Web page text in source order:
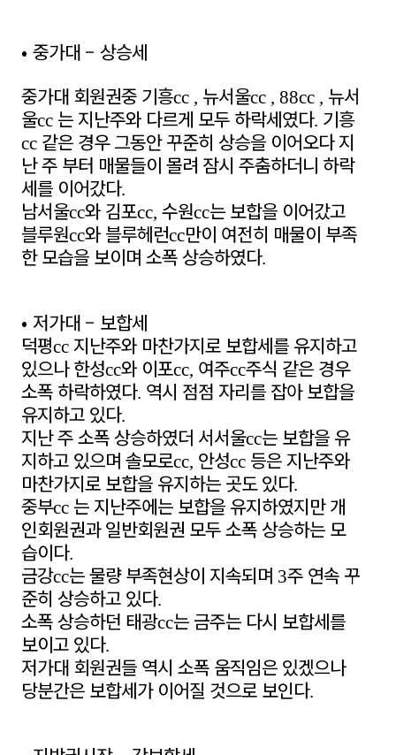
• 중가대 – 상승세
중가대 회원권중 기흥cc , 뉴서울cc , 88cc , 뉴서
울cc 는 지난주와 다르게 모두 하락세였다. 기흥
cc 같은 경우 그동안 꾸준히 상승을 이어오다 지
난 주 부터 매물들이 몰려 잠시 주춤하더니 하락
세를 이어갔다.
남서울cc와 김포cc, 수원cc는 보합을 이어갔고
블루원cc와 블루헤런cc만이 여전히 매물이 부족
한 모습을 보이며 소폭 상승하였다.
• 저가대 – 보합세
덕평cc 지난주와 마찬가지로 보합세를 유지하고
있으나 한성cc와 이포cc, 여주cc주식 같은 경우
소폭 하락하였다. 역시 점점 자리를 잡아 보합을
유지하고 있다.
지난 주 소폭 상승하였더 서서울cc는 보합을 유
지하고 있으며 솔모로cc, 안성cc 등은 지난주와
마찬가지로 보합을 유지하는 곳도 있다.
중부cc 는 지난주에는 보합을 유지하였지만 개
인회원권과 일반회원권 모두 소폭 상승하는 모
습이다.
금강cc는 물량 부족현상이 지속되며 3주 연속 꾸
준히 상승하고 있다.
소폭 상승하던 태광cc는 금주는 다시 보합세를
보이고 있다.
저가대 회원권들 역시 소폭 움직임은 있겠으나
당분간은 보합세가 이어질 것으로 보인다.